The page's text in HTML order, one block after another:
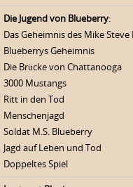
Die Jugend von Blueberry:
Das Geheimnis des Mike
Blueberrys Geheimnis
Die Brücke von Chattanooga
3000 Mustangs
Ritt in den Tod
Menschenjagd
Soldat M.S. Blueberry
Jagd auf Leben und Tod
Doppeltes Spiel